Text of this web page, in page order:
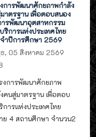
การพัฒนาศักยภาพกำลัง
าตรฐาน เพื่อตอบสนอง
รพัฒนาอุตสาหกรรม
ริการแห่งประเทศไทย
ำปีการศึกษา 2569
, 05 สิงหาคม 2569
งการพัฒนาศักยภาพ
คนสู่มาตรฐาน เพื่อตอบ
ารแห่งประเทศไทย
ย 4 สถานศึกษา จำนวน2